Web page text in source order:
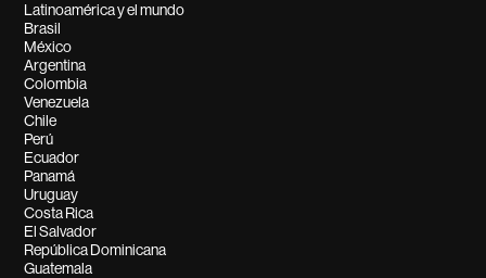
Latinoamérica y el mundo
Brasil
México
Argentina
Colombia
Venezuela
Chile
Perú
Ecuador
Panamá
Uruguay
Costa Rica
El Salvador
República Dominicana
Guatemala